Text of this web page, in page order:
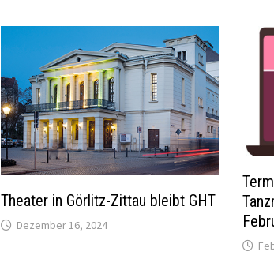
Theater in Görlitz-Zittau bleibt GHT
Dezember 16, 2024